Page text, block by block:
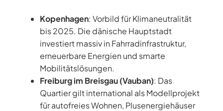
Kopenhagen: Vorbild für Klimaneutralität
bis 2025. Die dänische Hauptstadt
investiert massiv in Fahrradinfrastruktur,
erneuerbare Energien und smarte
Mobilitätslösungen.
Freiburg im Breisgau (Vauban): Das
Quartier gilt international als Modellprojekt
für autofreies Wohnen, Plusenergiehäuser